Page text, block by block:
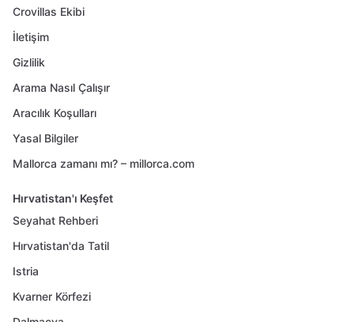
Crovillas Ekibi
İletişim
Gizlilik
Arama Nasıl Çalışır
Aracılık Koşulları
Yasal Bilgiler
Mallorca zamanı mı? – millorca.com
Hırvatistan'ı Keşfet
Seyahat Rehberi
Hırvatistan'da Tatil
Istria
Kvarner Körfezi